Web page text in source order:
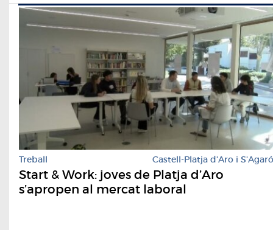
Treball Castell-Platja d'Aro i S'Agaró
Start & Work: joves de Platja d’Aro
s’apropen al mercat laboral